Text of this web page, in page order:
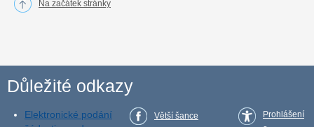
Na začátek stránky
Důležité odkazy
Elektronické podání
Větší šance
Prohlášení